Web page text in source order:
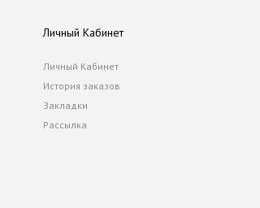
Личный Кабинет
Личный Кабинет
История заказов
Закладки
Рассылка